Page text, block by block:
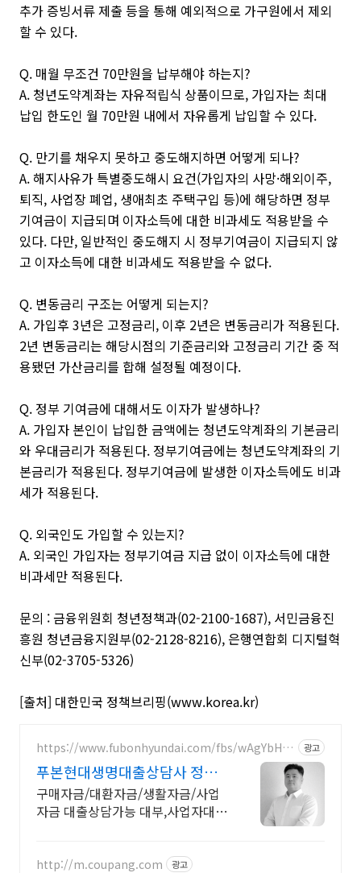
추가 증빙서류 제출 등을 통해 예외적으로 가구원에서 제외
할 수 있다.
Q. 매월 무조건 70만원을 납부해야 하는지?
A. 청년도약계좌는 자유적립식 상품이므로, 가입자는 최대
납입 한도인 월 70만원 내에서 자유롭게 납입할 수 있다.
Q. 만기를 채우지 못하고 중도해지하면 어떻게 되나?
A. 해지사유가 특별중도해시 요건(가입자의 사망·해외이주,
퇴직, 사업장 폐업, 생애최초 주택구입 등)에 해당하면 정부
기여금이 지급되며 이자소득에 대한 비과세도 적용받을 수
있다. 다만, 일반적인 중도해지 시 정부기여금이 지급되지 않
고 이자소득에 대한 비과세도 적용받을 수 없다.
Q. 변동금리 구조는 어떻게 되는지?
A. 가입후 3년은 고정금리, 이후 2년은 변동금리가 적용된다.
2년 변동금리는 해당시점의 기준금리와 고정금리 기간 중 적
용됐던 가산금리를 합해 설정될 예정이다.
Q. 정부 기여금에 대해서도 이자가 발생하나?
A. 가입자 본인이 납입한 금액에는 청년도약계좌의 기본금리
와 우대금리가 적용된다. 정부기여금에는 청년도약계좌의 기
본금리가 적용된다. 정부기여금에 발생한 이자소득에도 비과
세가 적용된다.
Q. 외국인도 가입할 수 있는지?
A. 외국인 가입자는 정부기여금 지급 없이 이자소득에 대한
비과세만 적용된다.
문의 : 금융위원회 청년정책과(02-2100-1687), 서민금융진
흥원 청년금융지원부(02-2128-8216), 은행연합회 디지털혁
신부(02-3705-5326)
[출처] 대한민국 정책브리핑(www.korea.kr)
https://www.fubonhyundai.com/fbs/wAgYbHfR
광고
푸본현대생명대출상담사 정종
욱
구매자금/대환자금/생활자금/사업
자금 대출상담가능 대부,사업자대출
http://m.coupang.com 광고